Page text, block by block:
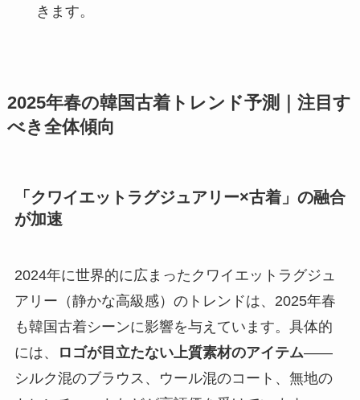
きます。
2025年春の韓国古着トレンド予測｜注目す
べき全体傾向
「クワイエットラグジュアリー×古着」の融合
が加速
2024年に世界的に広まったクワイエットラグジュ
アリー（静かな高級感）のトレンドは、2025年春
も韓国古着シーンに影響を与えています。具体的
には、
ロゴが目立たない上質素材のアイテム——
シルク混のブラウス、ウール混のコート、無地の